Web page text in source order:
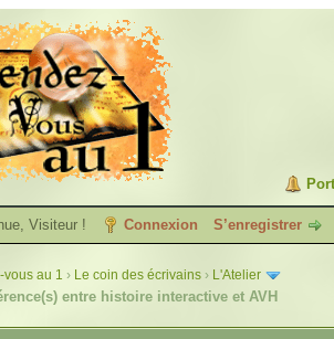
Visiteur ! Connexion S’enregistrer
vous au 1 › Le coin des écrivains › L'Atelier
entre histoire interactive et AVH